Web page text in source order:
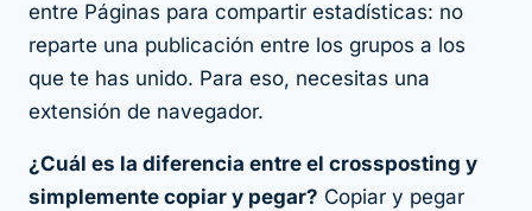
entre Páginas para compartir estadísticas: no
reparte una publicación entre los grupos a los
que te has unido. Para eso, necesitas una
extensión de navegador.
¿Cuál es la diferencia entre el crossposting y
simplemente copiar y pegar? Copiar y pegar